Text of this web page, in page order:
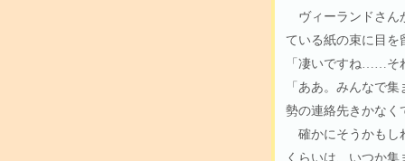
ヴィーランドさん
ている紙の束に目を
「凄いですね……そ
「ああ。みんなで
勢の連絡先きかなく
確かにそうかもし
くらいは、いつか集